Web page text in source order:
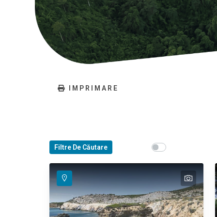
IMPRIMARE
Filtre De Căutare Show map on mouse
text